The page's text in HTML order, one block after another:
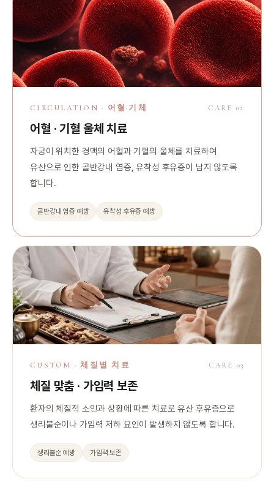
CIRCULATION · 어혈·기체 CARE 02
어혈 · 기혈 울체 치료
자궁이 위치한 경맥의 어혈과 기혈의 울체를 치료하여
유산으로 인한 골반강내 염증, 유착성 후유증이 남지 않도록
합니다.
골반강내 염증 예방 유착성 후유증 예방
CUSTOM · 체질별 치료 CARE 03
체질 맞춤 · 가임력 보존
환자의 체질적 소인과 상황에 따른 치료로 유산 후유증으로
생리불순이나 가임력 저하 요인이 발생하지 않도록 합니다.
생리불순 예방 가임력 보존